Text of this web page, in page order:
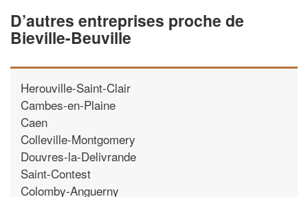
D’autres entreprises proche de
Bieville-Beuville
Herouville-Saint-Clair
Cambes-en-Plaine
Caen
Colleville-Montgomery
Douvres-la-Delivrande
Saint-Contest
Colomby-Anguerny